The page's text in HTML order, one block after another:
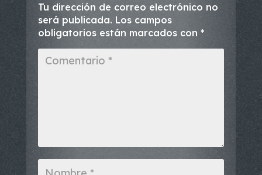
Tu dirección de correo electrónico no
será publicada. Los campos
obligatorios están marcados con *